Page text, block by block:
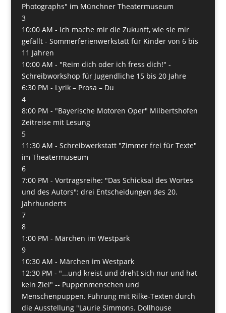
Photographs" im Münchner Theatermuseum
3
10:00 AM - Ich mache mir die Zukunft, wie sie mir
gefällt - Sommerferienwerkstatt für Kinder von 6 bis
11 Jahren
10:00 AM - "Reim dich oder ich fress dich!" -
Schreibworkshop für Jugendliche 15 bis 20 Jahre
6:30 PM - Lyrik – Prosa – Du
4
8:00 PM - "Bayerische Motoren Oper" Milbertshofen
Zeitreise mit Lesung
5
11:30 AM - Schreibwerkstatt "Zimmer frei für Texte"
im Theatermuseum
6
7:00 PM - Vortragsreihe: "Das Schicksal des Wortes
und des Autors": drei Entscheidungen des 20.
Jahrhunderts
7
8
1:00 PM - Märchen im Westpark
9
10:30 AM - Märchen im Westpark
12:30 PM - "...und kreist und dreht sich nur und hat
kein Ziel" -- Puppenmenschen und
Menschenpuppen. Führung mit Rilke-Texten durch
die Ausstellung "Laurie Simmons. Dollhouse